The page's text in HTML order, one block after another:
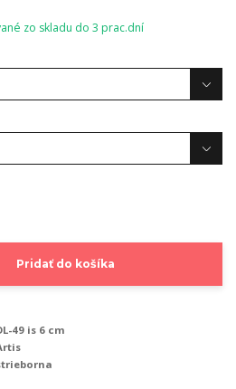
zo skladu do 3 prac.dní
Pridať do košíka
49 is 6 cm